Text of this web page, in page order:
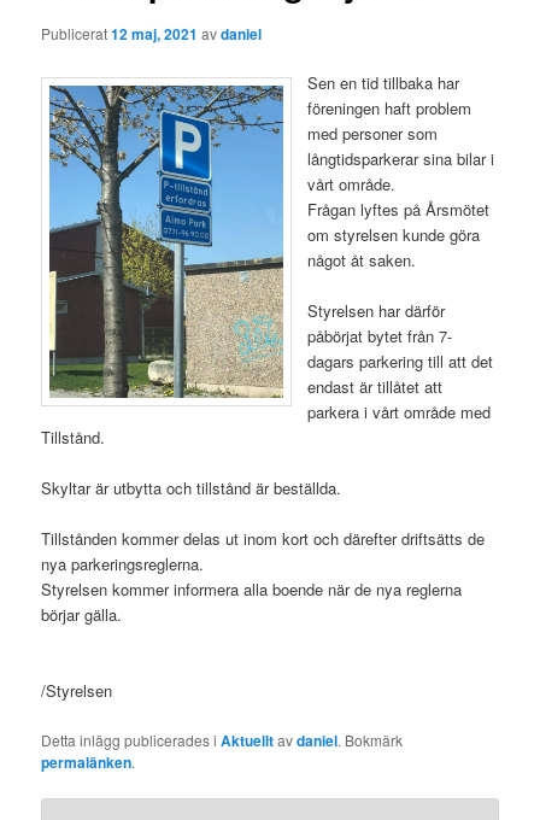
Publicerat12 maj, 2021 avdaniel
Sen en tid tillbaka har
föreningen haft problem
med personer som
långtidsparkerar sina bilar i
vårt område.
Frågan lyftes på Årsmötet
om styrelsen kunde göra
något åt saken.
Styrelsen har därför
påbörjat bytet från 7-
dagars parkering till att det
endast är tillåtet att
parkera i vårt område med
Tillstånd.
Skyltar är utbytta och tillstånd är beställda.
Tillstånden kommer delas ut inom kort och därefter driftsätts de
nya parkeringsreglerna.
Styrelsen kommer informera alla boende när de nya reglerna
börjar gälla.
/Styrelsen
Detta inlägg publicerades iAktuelltavdaniel. Bokmärk
permalänken.